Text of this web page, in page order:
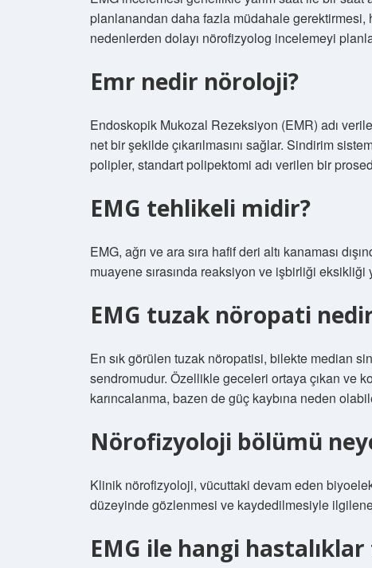
planlanandan daha fazla müdahale gerektirmesi,
nedenlerden dolayı nörofizyolog incelemeyi
Emr nedir nöroloji?
Endoskopik Mukozal Rezeksiyon (EMR) adı
net bir şekilde çıkarılmasını sağlar. Sindirim
polipler, standart polipektomi adı verilen bir
EMG tehlikeli midir?
EMG, ağrı ve ara sıra hafif deri altı kanaması
muayene sırasında reaksiyon ve işbirliği eksikliği
EMG tuzak nöropati
En sık görülen tuzak nöropatisi, bilekte median
sendromudur. Özellikle geceleri ortaya çıkan ve
karıncalanma, bazen de güç kaybına neden
Nörofizyoloji bölümü
Klinik nörofizyoloji, vücuttaki devam eden
düzeyinde gözlenmesi ve kaydedilmesiyle
EMG ile hangi